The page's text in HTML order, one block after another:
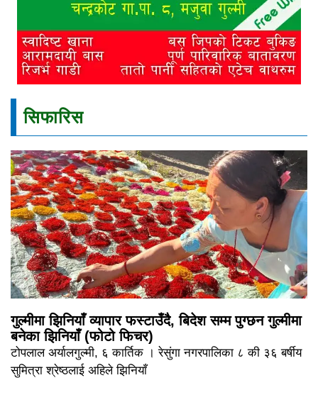
सिफारिस
गुल्मीमा झिनियाँ व्यापार फस्टाउँदै, बिदेश सम्म पुग्छन गुल्मीमा
बनेका झिनियाँ (फोटो फिचर)
टोपलाल अर्यालगुल्मी, ६ कार्तिक । रेसुंगा नगरपालिका ८ की ३६ बर्षीय
सुमित्रा श्रेष्ठलाई अहिले झिनियाँ